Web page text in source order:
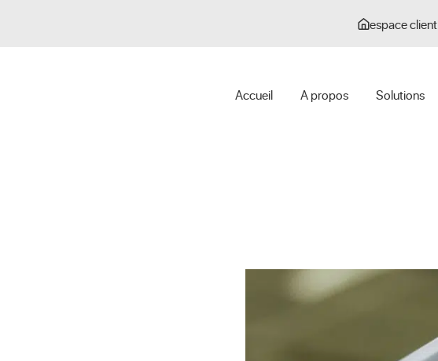
espace client
Accueil A propos Solutions